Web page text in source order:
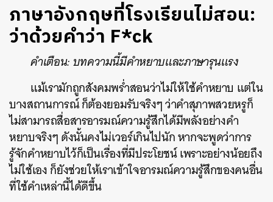
ภาษาอังกฤษที่โรงเรียนไม่สอน:
ว่าด้วยคำว่า F*ck
คำเตือน: บทความนี้มีคำหยาบและภาษารุนแรง
แม้เรามักถูกสังคมพร่ำสอนว่าไม่ให้ใช้คำหยาบ แต่ใน
บางสถานการณ์ ก็ต้องยอมรับจริงๆ ว่าคำสุภาพสวยหรูก็
ไม่สามารถสื่อสารอารมณ์ความรู้สึกได้มีพลังอย่างคำ
หยาบจริงๆ ดังนั้นคงไม่เวอร์เกินไปนัก หากจะพูดว่าการ
รู้จักคำหยาบไว้ก็เป็นเรื่องที่มีประโยชน์ เพราะอย่างน้อยถึง
ไม่ใช้เอง ก็ยังช่วยให้เราเข้าใจอารมณ์ความรู้สึกของคนอื่น
ที่ใช้คำเหล่านี้ได้ดีขึ้น